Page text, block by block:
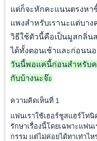
แต่ก็จะหักคะแนนตรงหา
แพงสำหรับเรานะแต่บาง
วิธีใช้ตัวนี้คือเป็นมูสกลิ่น
ได้ทั้งตอนเช้าและก่อนน
วันนี้พอแค่นี้ก่อนสำหรับ
กับบ้างนะจ๊ะ
ความคิดเห็นที่ 1
แฟนเราใช้เฮอร์ชูสแฮร์โท
รักษาเรื่องนี้โดยเฉพาะแฟน
กรรม แต่ไม่ค่อยได้ทาเท่าไห